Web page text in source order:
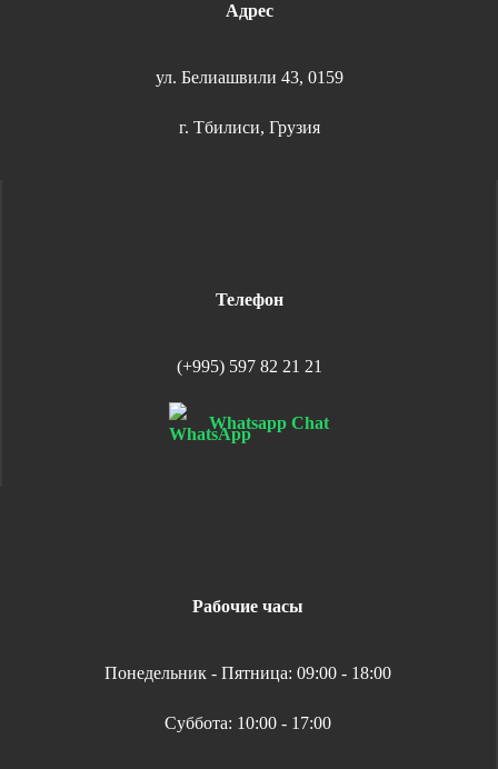
Адрес
ул. Белиашвили 43, 0159
г. Тбилиси, Грузия
Телефон
(+995) 597 82 21 21
Whatsapp Chat
Рабочие часы
Понедельник - Пятница: 09:00 - 18:00
Суббота: 10:00 - 17:00